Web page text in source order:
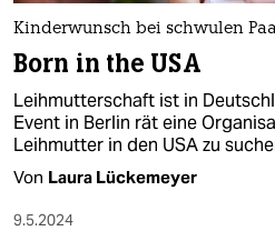
Kinderwunsch bei schwulen
Born in the USA
Leihmutterschaft ist in
Event in Berlin rät eine
Leihmutter in den USA zu
Von Laura Lückemeyer
9.5.2024